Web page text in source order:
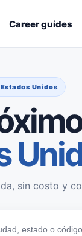
Career guides
Unidos
sin costo y